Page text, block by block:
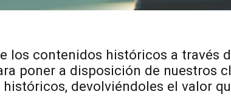
los contenidos históricos a través
poner a disposición de nuestros
devolviéndoles el valor